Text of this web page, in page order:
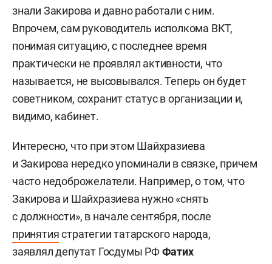
знали Закирова и давно работали с ним.
Впрочем, сам руководитель исполкома ВКТ,
понимая ситуацию, с последнее время
практически не проявлял активности, что
называется, не высовывался. Теперь он будет
советником, сохранит статус в организации и,
видимо, кабинет.
Интересно, что при этом Шайхразиева
и Закирова нередко упоминали в связке, причем
часто недоброжелатели. Например, о том, что
Закирова и Шайхразиева нужно «снять
с должности», в начале сентября, после
принятиястратегии татарского народа,
заявлял депутат Госдумы РФФатих